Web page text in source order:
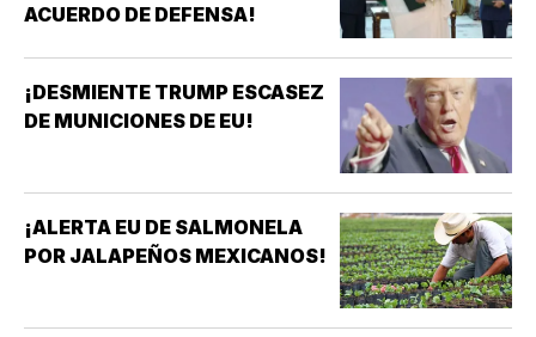
ACUERDO DE DEFENSA!
¡DESMIENTE TRUMP ESCASEZ
DE MUNICIONES DE EU!
¡ALERTA EU DE SALMONELA
POR JALAPEÑOS MEXICANOS!